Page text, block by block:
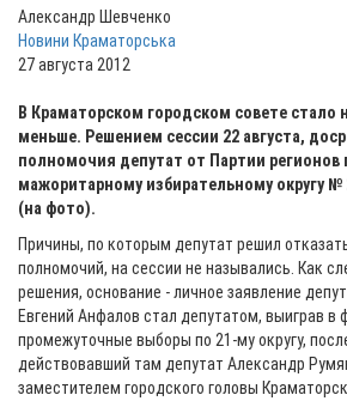
Александр Шевченко
Новини Краматорська
27 августа 2012
В Краматорском городском совете стало
меньше. Решением сессии 22 августа,
полномочия депутат от Партии
мажоритарному избирательному округу №
(на фото).
Причины, по которым депутат решил
полномочий, на сессии не назывались. Как
решения, основание - личное заявление
Евгений Анфалов стал депутатом, выиграв в
промежуточные выборы по 21-му округу,
действовавший там депутат Александр
заместителем городского головы